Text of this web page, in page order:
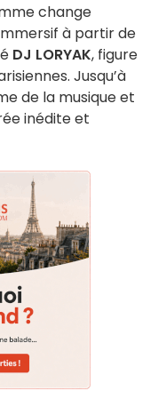
change
à partir de
DJ LORYAK, figure
Jusqu’à
de la musique et
inédite et